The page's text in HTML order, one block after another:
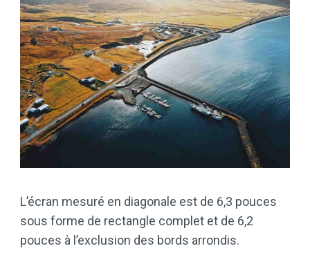
L’écran mesuré en diagonale est de 6,3 pouces
sous forme de rectangle complet et de 6,2
pouces à l’exclusion des bords arrondis.